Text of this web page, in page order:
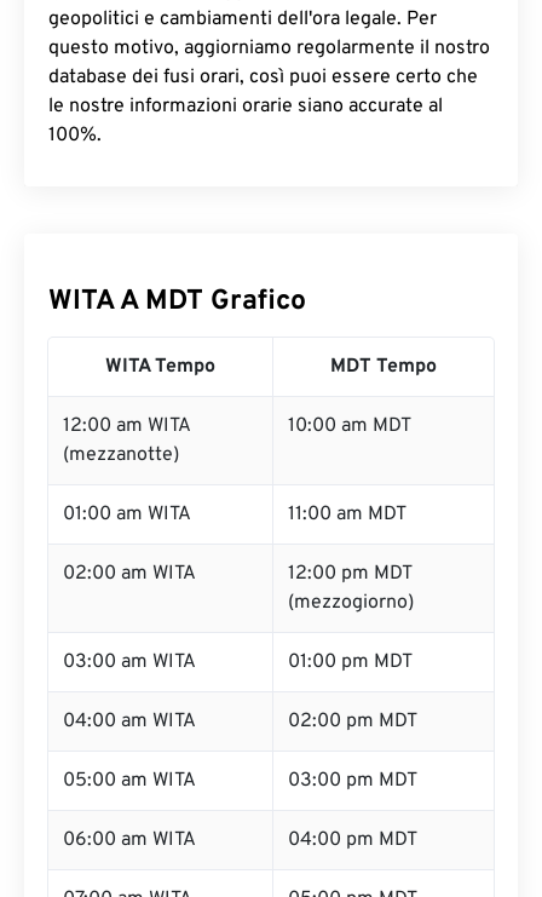
geopolitici e cambiamenti dell'ora legale. Per
questo motivo, aggiorniamo regolarmente il nostro
database dei fusi orari, così puoi essere certo che
le nostre informazioni orarie siano accurate al
100%.
WITA A MDT Grafico
WITA Tempo MDT Tempo
12:00 am WITA
(mezzanotte)
10:00 am MDT
01:00 am WITA 11:00 am MDT
02:00 am WITA
12:00 pm MDT
(mezzogiorno)
03:00 am WITA 01:00 pm MDT
04:00 am WITA 02:00 pm MDT
05:00 am WITA 03:00 pm MDT
06:00 am WITA 04:00 pm MDT